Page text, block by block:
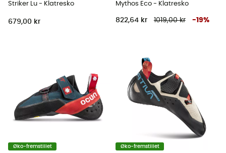
Striker Lu - Klatresko
679,00 kr
Mythos Eco - Klatresko
822,64 kr 1019,00 kr -19%
Øko-fremstillet Øko-fremstillet